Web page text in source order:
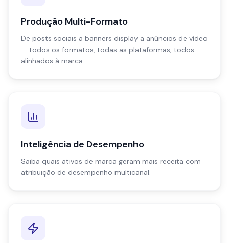
Produção Multi-Formato
De posts sociais a banners display a anúncios de vídeo
— todos os formatos, todas as plataformas, todos
alinhados à marca.
Inteligência de Desempenho
Saiba quais ativos de marca geram mais receita com
atribuição de desempenho multicanal.